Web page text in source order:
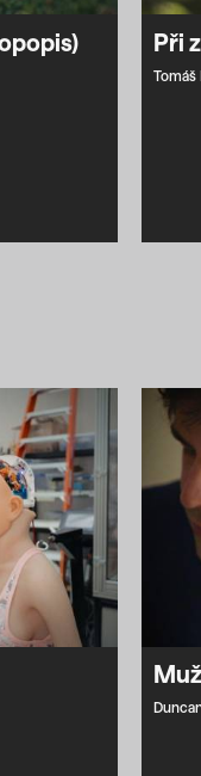
Při
Tomáš